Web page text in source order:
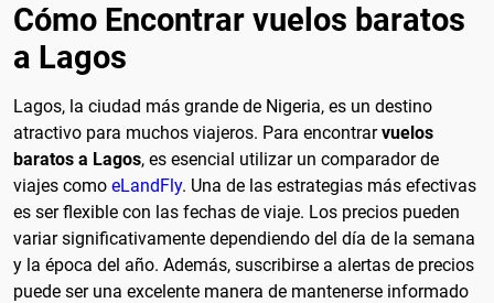
Cómo Encontrar vuelos baratos
a Lagos
Lagos, la ciudad más grande de Nigeria, es un destino
atractivo para muchos viajeros. Para encontrarvuelos
baratos a Lagos, es esencial utilizar un comparador de
viajes como eLandFly. Una de las estrategias más efectivas
es ser flexible con las fechas de viaje. Los precios pueden
variar significativamente dependiendo del día de la semana
y la época del año. Además, suscribirse a alertas de precios
puede ser una excelente manera de mantenerse informado